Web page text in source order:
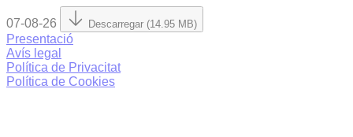
07-08-26 Descarregar (14.95 MB)
Presentació
Avís legal
Política de Privacitat
Política de Cookies